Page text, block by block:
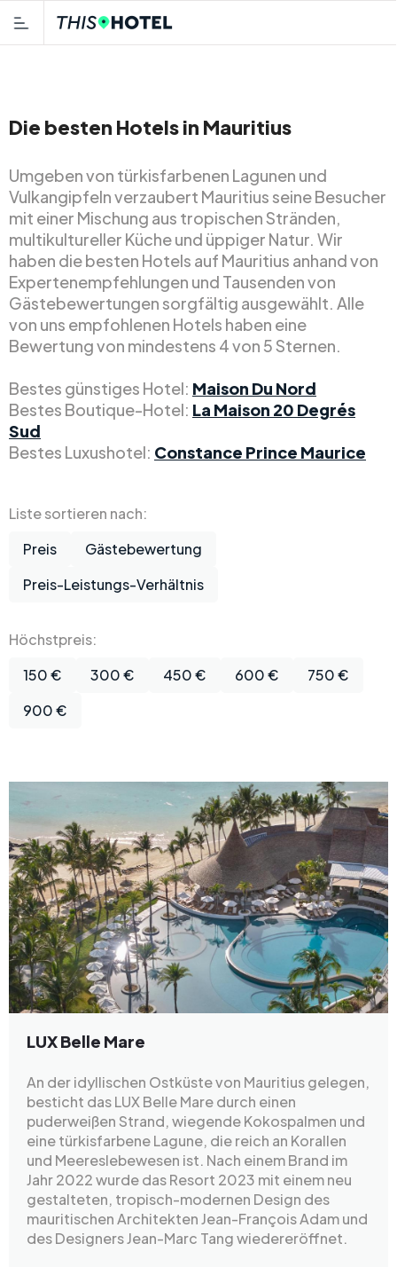
Die besten Hotels in Mauritius
Umgeben von türkisfarbenen Lagunen und
Vulkangipfeln verzaubert Mauritius seine Besucher
mit einer Mischung aus tropischen Stränden,
multikultureller Küche und üppiger Natur. Wir
haben die besten Hotels auf Mauritius anhand von
Expertenempfehlungen und Tausenden von
Gästebewertungen sorgfältig ausgewählt. Alle
von uns empfohlenen Hotels haben eine
Bewertung von mindestens 4 von 5 Sternen.
Bestes günstiges Hotel: Maison Du Nord
Bestes Boutique-Hotel: La Maison 20 Degrés
Sud
Bestes Luxushotel: Constance Prince Maurice
Liste sortieren nach:
Preis
Gästebewertung
Preis-Leistungs-Verhältnis
Höchstpreis:
150 €
300 € 450 € 600 €
750 €
900 €
LUX Belle Mare
An der idyllischen Ostküste von Mauritius gelegen,
besticht das LUX Belle Mare durch einen
puderweißen Strand, wiegende Kokospalmen und
eine türkisfarbene Lagune, die reich an Korallen
und Meereslebewesen ist. Nach einem Brand im
Jahr 2022 wurde das Resort 2023 mit einem neu
gestalteten, tropisch-modernen Design des
mauritischen Architekten Jean-François Adam und
des Designers Jean-Marc Tang wiedereröffnet.